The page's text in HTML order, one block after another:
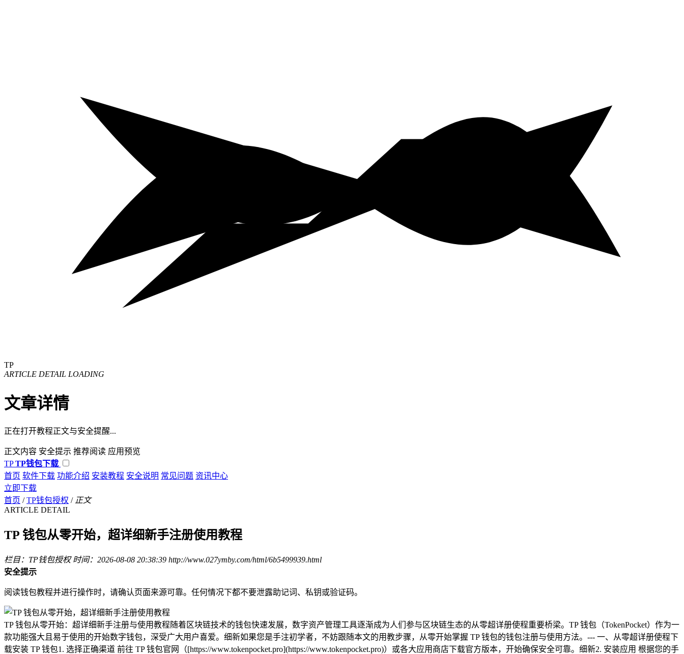
TP
ARTICLE DETAIL LOADING
文章详情
正在打开教程正文与安全提醒...
正文内容 安全提示 推荐阅读 应用预览
TP TP钱包下载
首页 软件下载 功能介绍 安装教程 安全说明 常见问题 资讯中心
立即下载
首页 / TP钱包授权 / 正文
ARTICLE DETAIL
TP 钱包从零开始，超详细新手注册使用教程
栏目：TP钱包授权 时间：2026-08-08 20:38:39 http://www.027ymby.com/html/6b5499939.html
安全提示
阅读钱包教程并进行操作时，请确认页面来源可靠。任何情况下都不要泄露助记词、私钥或验证码。
TP 钱包从零开始：超详细新手注册与使用教程随着区块链技术的钱包快速发展，数字资产管理工具逐渐成为人们参与区块链生态的从零超详册使程重要桥梁。TP 钱包（TokenPocket）作为一
款功能强大且易于使用的开始数字钱包，深受广大用户喜爱。细新如果您是手注初学者，不妨跟随本文的用教步骤，从零开始掌握 TP 钱包的钱包注册与使用方法。--- 一、从零超详册使程下
载安装 TP 钱包1. 选择正确渠道 前往 TP 钱包官网（[https://www.tokenpocket.pro](https://www.tokenpocket.pro)）或各大应用商店下载官方版本，开始确保安全可靠。细新2. 安装应用 根据您的手